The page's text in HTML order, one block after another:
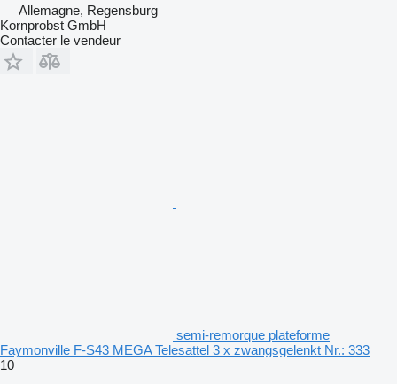
Allemagne, Regensburg
Kornprobst GmbH
Contacter le vendeur
semi-remorque plateforme
Faymonville F-S43 MEGA Telesattel 3 x zwangsgelenkt Nr.: 333
10